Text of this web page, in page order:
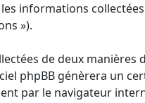
informations
»).
de deux
phpBB génèrera un
par le navigateur